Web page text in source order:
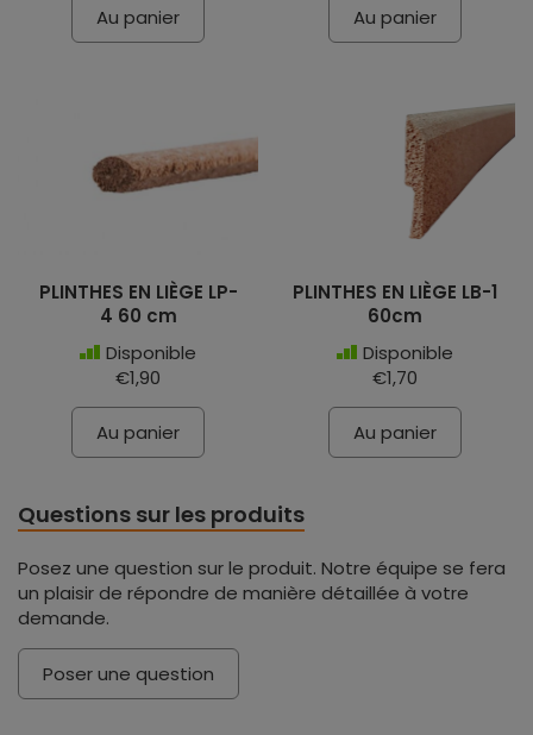
Au panier Au panier
PLINTHES EN LIÈGE LP-
4 60 cm
Disponible
€1,90
Au panier
PLINTHES EN LIÈGE LB-1
60cm
Disponible
€1,70
Au panier
Questions sur les produits
Posez une question sur le produit. Notre équipe se fera
un plaisir de répondre de manière détaillée à votre
demande.
Poser une question